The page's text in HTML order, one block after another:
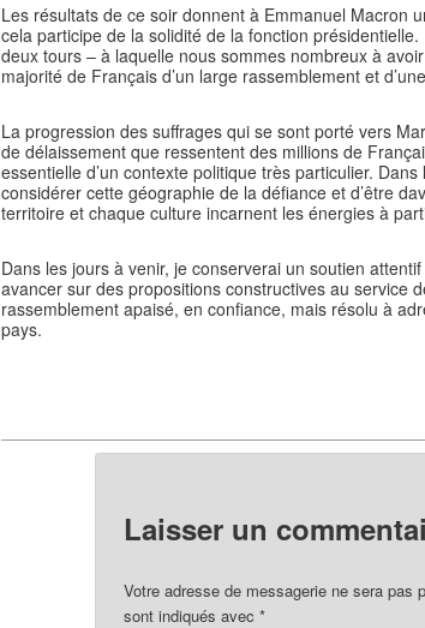
Les résultats de ce soir donnent à Emmanuel Macron
cela participe de la solidité de la fonction présidentielle.
deux tours – à laquelle nous sommes nombreux à
majorité de Français d’un large rassemblement et
La progression des suffrages qui se sont porté vers
de délaissement que ressentent des millions de
essentielle d’un contexte politique très particulier.
considérer cette géographie de la défiance et d’être
territoire et chaque culture incarnent les énergies à
Dans les jours à venir, je conserverai un soutien
avancer sur des propositions constructives au service
rassemblement apaisé, en confiance, mais résolu à
pays.
Laisser un
Votre adresse de messagerie ne sera pas
sont indiqués avec*